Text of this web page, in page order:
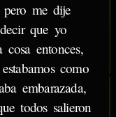
me dije
que yo
entonces,
como
embarazada,
todos salieron